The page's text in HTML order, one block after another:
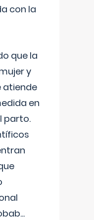
con la
que la
y
atiende
en
parto.
...